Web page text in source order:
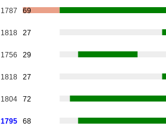
1787 69
1818 27
1756 29
1818 27
1804 72
1795 68